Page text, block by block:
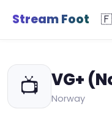
Stream Foot
📺 VG+
Norway